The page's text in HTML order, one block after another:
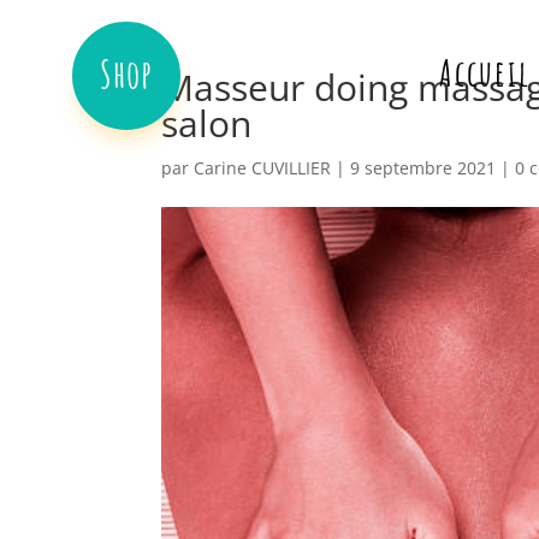
Shop Accueil
Masseur doing
salon
par Carine CUVILLIER |9 septembre 2021 |0